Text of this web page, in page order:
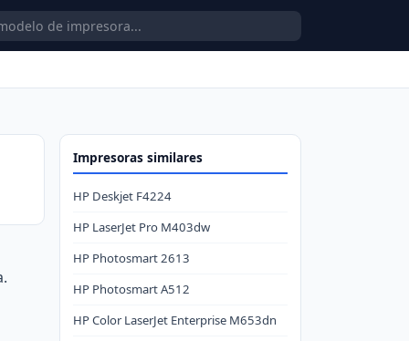
Impresoras similares
HP Deskjet F4224
HP LaserJet Pro M403dw
HP Photosmart 2613
HP Photosmart A512
HP Color LaserJet Enterprise M653dn